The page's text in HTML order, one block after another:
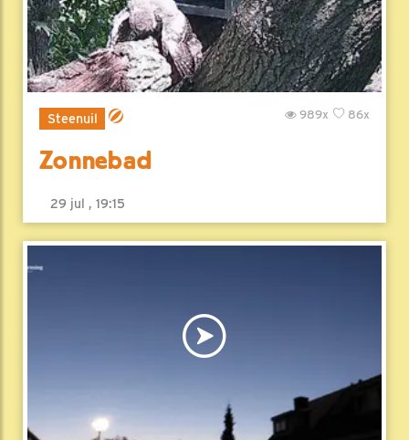
Steenuil 86x
989x
Zonnebad
29 jul , 19:15